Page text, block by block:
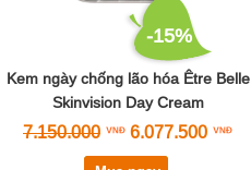
-15%
Kem ngày chống lão hóa Être Belle
Skinvision Day Cream
7.150.000 6.077.500